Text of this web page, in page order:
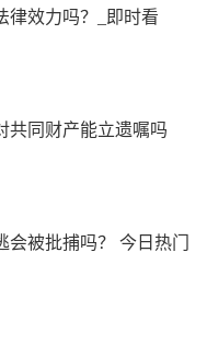
律效力吗？_即时看
共同财产能立遗嘱吗
被批捕吗？ 今日热门